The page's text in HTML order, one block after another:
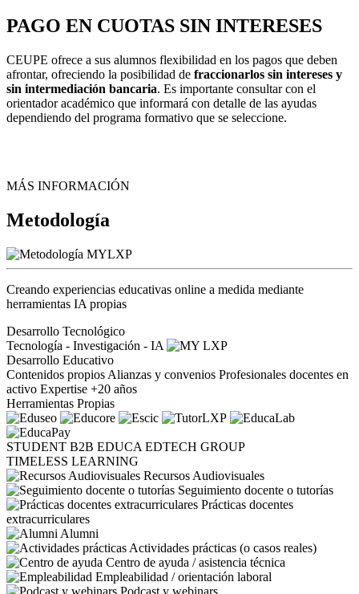
PAGO EN CUOTAS SIN INTERESES
CEUPE ofrece a sus alumnos flexibilidad en los pagos que deben
afrontar, ofreciendo la posibilidad de fraccionarlos sin intereses y
sin intermediación bancaria. Es importante consultar con el
orientador académico que informará con detalle de las ayudas
dependiendo del programa formativo que se seleccione.
MÁS INFORMACIÓN
Metodología
Creando experiencias educativas online a medida mediante
herramientas IA propias
Desarrollo Tecnológico
Tecnología - Investigación - IA
Desarrollo Educativo
Contenidos propios Alianzas y convenios Profesionales docentes en
activo Expertise +20 años
Herramientas Propias
STUDENT B2B EDUCA EDTECH GROUP
TIMELESS LEARNING
Recursos Audiovisuales
Seguimiento docente o tutorías
Prácticas docentes
extracurriculares
Alumni
Actividades prácticas (o casos reales)
Centro de ayuda / asistencia técnica
Empleabilidad / orientación laboral
Podcast y webinars